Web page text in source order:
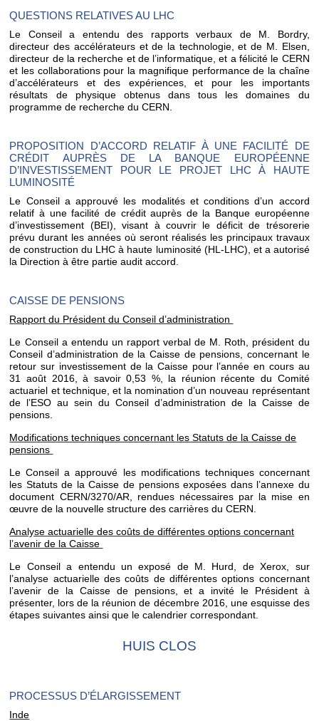
QUESTIONS RELATIVES AU LHC
Le Conseil a entendu des rapports verbaux de M. Bordry,
directeur des accélérateurs et de la technologie, et de M. Elsen,
directeur de la recherche et de l’informatique, et a félicité le CERN
et les collaborations pour la magnifique performance de la chaîne
d’accélérateurs et des expériences, et pour les importants
résultats de physique obtenus dans tous les domaines du
programme de recherche du CERN.
PROPOSITION D’ACCORD RELATIF À UNE FACILITÉ DE
CRÉDIT AUPRÈS DE LA BANQUE EUROPÉENNE
D’INVESTISSEMENT POUR LE PROJET LHC À HAUTE
LUMINOSITÉ
Le Conseil a approuvé les modalités et conditions d’un accord
relatif à une facilité de crédit auprès de la Banque européenne
d’investissement (BEI), visant à couvrir le déficit de trésorerie
prévu durant les années où seront réalisés les principaux travaux
de construction du LHC à haute luminosité (HL-LHC), et a autorisé
la Direction à être partie audit accord.
CAISSE DE PENSIONS
Rapport du Président du Conseil d’administration
Le Conseil a entendu un rapport verbal de M. Roth, président du
Conseil d’administration de la Caisse de pensions, concernant le
retour sur investissement de la Caisse pour l’année en cours au
31 août 2016, à savoir 0,53 %, la réunion récente du Comité
actuariel et technique, et la nomination d’un nouveau représentant
de l’ESO au sein du Conseil d’administration de la Caisse de
pensions.
Modifications techniques concernant les Statuts de la Caisse de
pensions
Le Conseil a approuvé les modifications techniques concernant
les Statuts de la Caisse de pensions exposées dans l’annexe du
document CERN/3270/AR, rendues nécessaires par la mise en
œuvre de la nouvelle structure des carrières du CERN.
Analyse actuarielle des coûts de différentes options concernant
l’avenir de la Caisse
Le Conseil a entendu un exposé de M. Hurd, de Xerox, sur
l’analyse actuarielle des coûts de différentes options concernant
l’avenir de la Caisse de pensions, et a invité le Président à
présenter, lors de la réunion de décembre 2016, une esquisse des
étapes suivantes ainsi que le calendrier correspondant.
HUIS CLOS
PROCESSUS D’ÉLARGISSEMENT
Inde